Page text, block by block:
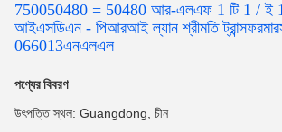
750050480 = 50480 আর-এলএফ 1 টি 1 / ই 1
আইএসডিএন - পিআরআই ল্যান শ্রীমতি
066013এনএলএল
পণ্যের বিবরণ
উৎপত্তি স্থল: Guangdong, চীন